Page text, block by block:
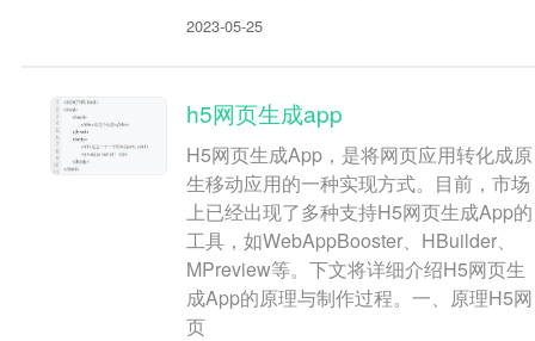
2023-05-25
h5网页生成app
H5网页生成App，是将网页应用转化成原
生移动应用的一种实现方式。目前，市场
上已经出现了多种支持H5网页生成App的
工具，如WebAppBooster、HBuilder、
MPreview等。下文将详细介绍H5网页生
成App的原理与制作过程。一、原理H5网
页